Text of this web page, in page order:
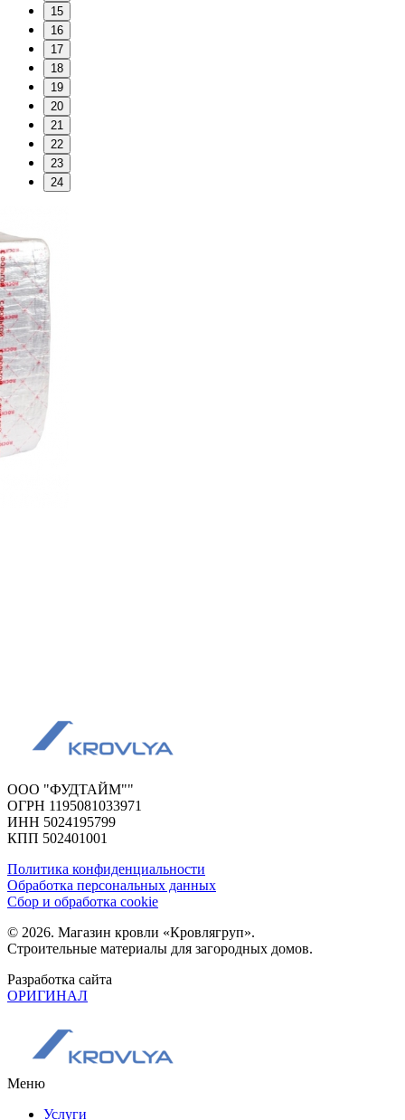
15
16
17
18
19
20
21
22
23
24
ООО "ФУДТАЙМ""
ОГРН 1195081033971
ИНН 5024195799
КПП 502401001
Политика конфиденциальности
Обработка персональных данных
Сбор и обработка cookie
© 2026. Магазин кровли «Кровлягруп».
Строительные материалы для загородных домов.
Разработка сайта
ОРИГИНАЛ
Меню
Услуги